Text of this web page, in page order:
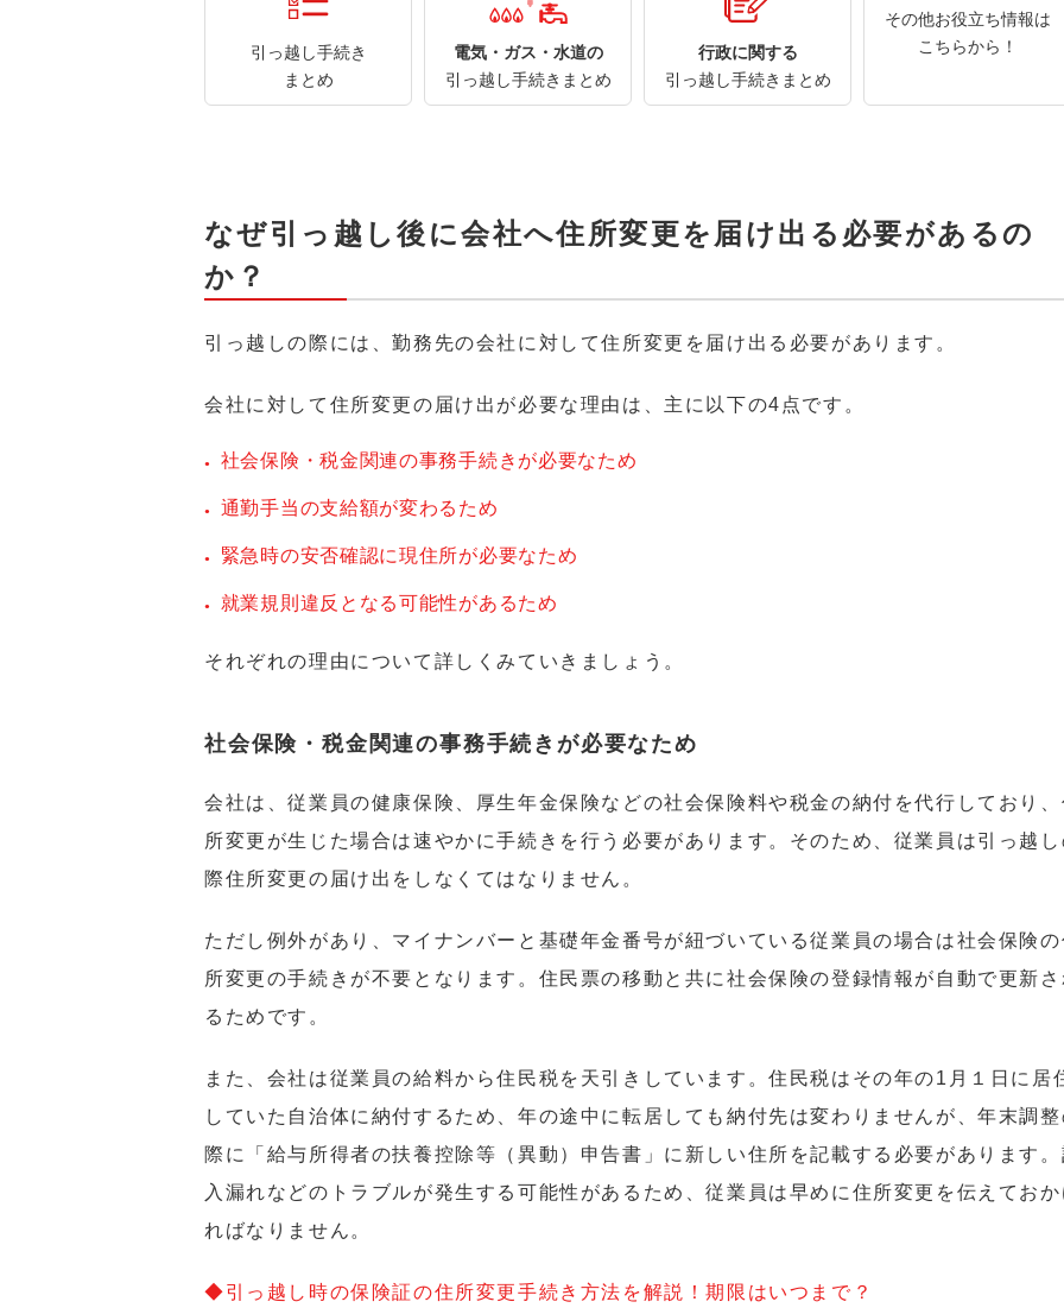
引っ越し手続き
まとめ
電気・ガス・水道の
引っ越し手続きまとめ
行政に関する
引っ越し手続きまとめ
その他お役立ち情報は
こちらから！
なぜ引っ越し後に会社へ住所変更を届け出る必要があるの
か？
引っ越しの際には、勤務先の会社に対して住所変更を届け出る必要があります。
会社に対して住所変更の届け出が必要な理由は、主に以下の4点です。
社会保険・税金関連の事務手続きが必要なため
通勤手当の支給額が変わるため
緊急時の安否確認に現住所が必要なため
就業規則違反となる可能性があるため
それぞれの理由について詳しくみていきましょう。
社会保険・税金関連の事務手続きが必要なため
会社は、従業員の健康保険、厚生年金保険などの社会保険料や税金の納付を代行しており
所変更が生じた場合は速やかに手続きを行う必要があります。そのため、従業員は引っ越
際住所変更の届け出をしなくてはなりません。
ただし例外があり、マイナンバーと基礎年金番号が紐づいている従業員の場合は社会保険
所変更の手続きが不要となります。住民票の移動と共に社会保険の登録情報が自動で更新
るためです。
また、会社は従業員の給料から住民税を天引きしています。住民税はその年の1月１日に居
していた自治体に納付するため、年の途中に転居しても納付先は変わりませんが、年末調
際に「給与所得者の扶養控除等（異動）申告書」に新しい住所を記載する必要があります
入漏れなどのトラブルが発生する可能性があるため、従業員は早めに住所変更を伝えてお
ればなりません。
◆引っ越し時の保険証の住所変更手続き方法を解説！期限はいつまで？